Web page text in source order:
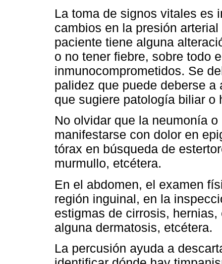
La toma de signos vitales es
cambios en la presión
paciente tiene alguna
o no tener fiebre, sobre todo
inmunocomprometidos. Se
palidez que puede deberse
que sugiere patología biliar o
No olvidar que la neumonía
manifestarse con dolor en
tórax en búsqueda de
murmullo, etcétera.
En el abdomen, el examen
región inguinal, en la
estigmas de cirrosis,
alguna dermatosis, etcétera.
La percusión ayuda a